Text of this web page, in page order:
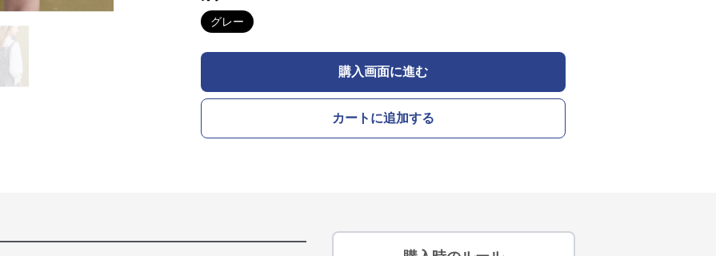
グレー
購入画面に進む
カートに追加する